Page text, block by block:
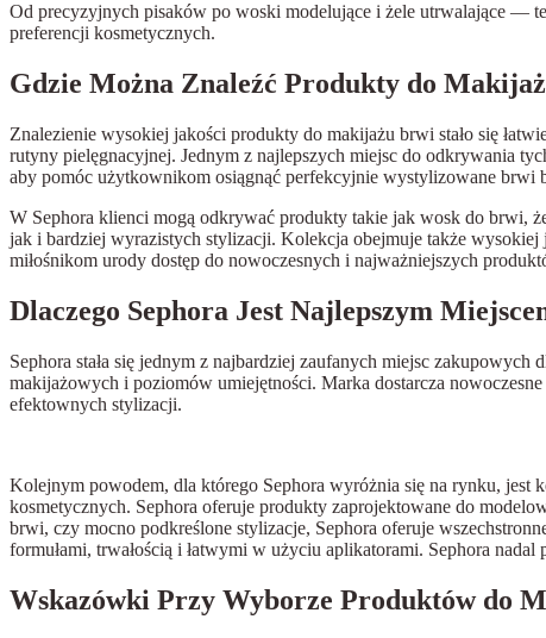
Od precyzyjnych pisaków po woski modelujące i żele utrwalające —
preferencji kosmetycznych.
Gdzie Można Znaleźć Produkty do
Znalezienie wysokiej jakości produkty do makijażu brwi stało się
rutyny pielęgnacyjnej. Jednym z najlepszych miejsc do odkrywania
aby pomóc użytkownikom osiągnąć perfekcyjnie wystylizowane brwi
W Sephora klienci mogą odkrywać produkty takie jak wosk do brwi,
jak i bardziej wyrazistych stylizacji. Kolekcja obejmuje także
miłośnikom urody dostęp do nowoczesnych i najważniejszych
Dlaczego Sephora Jest Najlepszym
Sephora stała się jednym z najbardziej zaufanych miejsc
makijażowych i poziomów umiejętności. Marka dostarcza
efektownych stylizacji.
Kolejnym powodem, dla którego Sephora wyróżnia się na rynku, jest
kosmetycznych. Sephora oferuje produkty zaprojektowane do
brwi, czy mocno podkreślone stylizacje, Sephora oferuje
formułami, trwałością i łatwymi w użyciu aplikatorami. Sephora
Wskazówki Przy Wyborze Produktów do